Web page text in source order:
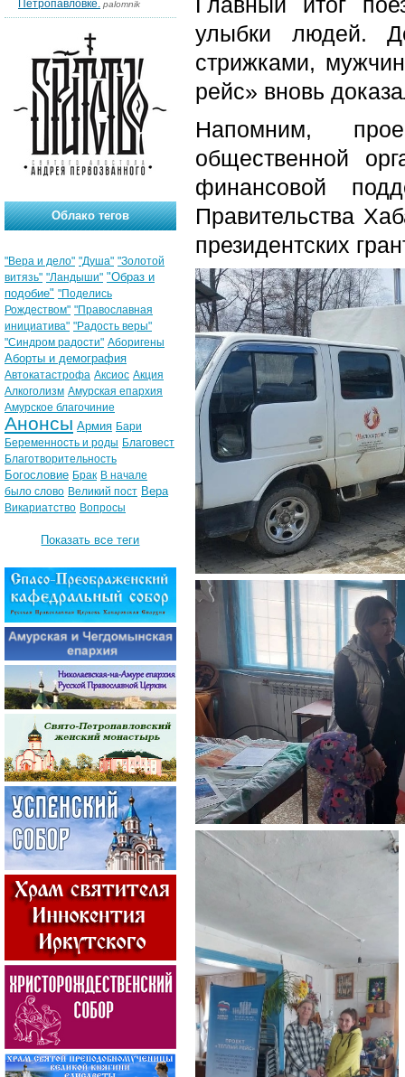
улыбки людей.
стрижками,
рейс» вновь
Напомним,
общественной
финансовой
Правительства
президентских
Петропавловке. palomnik
Облако тегов
"Вера и дело" "Душа" "Золотой
витязь" "Ландыши" "Образ и
подобие" "Поделись
Рождеством" "Православная
инициатива" "Радость веры"
"Синдром радости" Аборигены
Аборты и демография
Автокатастрофа Аксиос Акция
Алкоголизм Амурская епархия
Амурское благочиние
Анонсы Армия Бари
Беременность и роды Благовест
Благотворительность
Богословие Брак В начале
было слово Великий пост Вера
Викариатство Вопросы
Показать все теги